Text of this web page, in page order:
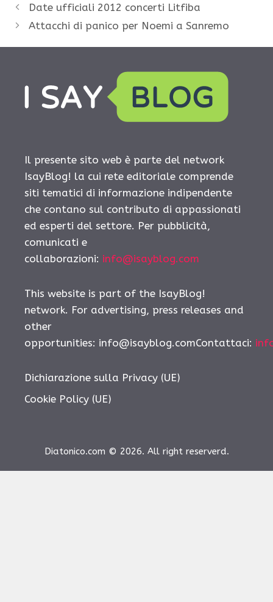
Date ufficiali 2012 concerti Litfiba
Attacchi di panico per Noemi a Sanremo
Il presente sito web è parte del network
IsayBlog! la cui rete editoriale comprende
siti tematici di informazione indipendente
che contano sul contributo di appassionati
ed esperti del settore. Per pubblicità,
comunicati e
collaborazioni: info@isayblog.com
This website is part of the IsayBlog!
network. For advertising, press releases and
other
opportunities: info@isayblog.comContattaci:
Dichiarazione sulla Privacy (UE)
Cookie Policy (UE)
Diatonico.com © 2026. All right reserverd.